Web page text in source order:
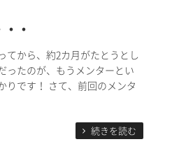
・
てから、約2カ月がたとうとし
ったのが、もうメンターとい
りです！ さて、前回のメンタ
続きを読む